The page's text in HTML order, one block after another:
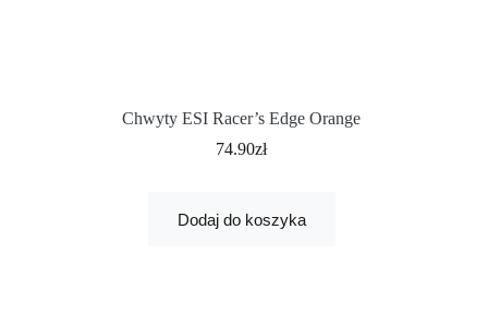
Chwyty ESI Racer’s Edge Orange
74.90zł
Dodaj do koszyka